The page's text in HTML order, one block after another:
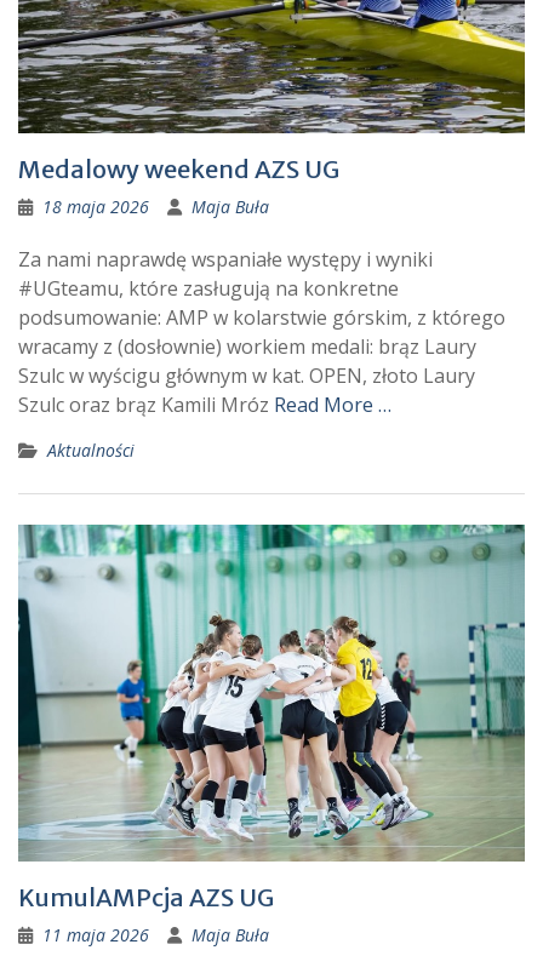
Medalowy weekend AZS UG
18 maja 2026 Maja Buła
Za nami naprawdę wspaniałe występy i wyniki
#UGteamu, które zasługują na konkretne
podsumowanie: AMP w kolarstwie górskim, z którego
wracamy z (dosłownie) workiem medali: brąz Laury
Szulc w wyścigu głównym w kat. OPEN, złoto Laury
Szulc oraz brąz Kamili Mróz Read More …
Aktualności
KumulAMPcja AZS UG
11 maja 2026 Maja Buła